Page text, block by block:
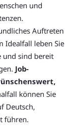
und
Auftreten
Idealfall leben Sie
und sind bereit
Job-
können Sie
Deutsch,
führen.